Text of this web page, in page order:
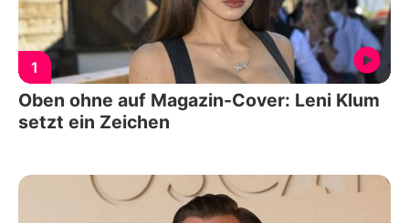
1
Oben ohne auf Magazin-Cover: Leni Klum
setzt ein Zeichen